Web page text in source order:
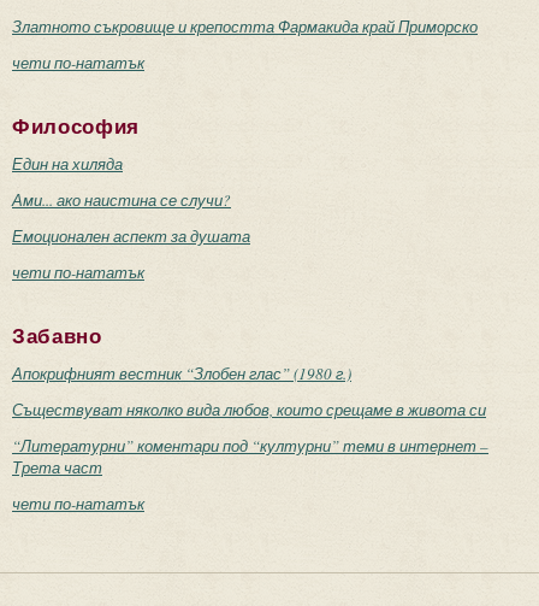
Златното съкровище и крепостта Фармакида край Приморско
чети по-нататък
Философия
Един на хиляда
Ами... ако наистина се случи?
Емоционален аспект за душата
чети по-нататък
Забавно
Апокрифният вестник “Злобен глас” (1980 г.)
Съществуват няколко вида любов, които срещаме в живота си
“Литературни” коментари под “културни” теми в интернет –
Трета част
чети по-нататък